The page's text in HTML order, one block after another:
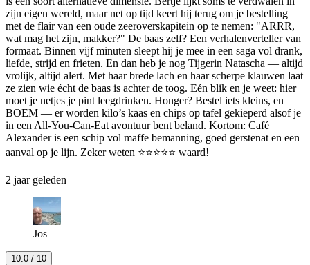
zijn eigen wereld, maar net op tijd keert hij terug om je bestelling
met de flair van een oude zeeroverskapitein op te nemen: "ARRR,
wat mag het zijn, makker?" De baas zelf? Een verhalenverteller van
formaat. Binnen vijf minuten sleept hij je mee in een saga vol drank,
liefde, strijd en frieten. En dan heb je nog Tijgerin Natascha — altijd
vrolijk, altijd alert. Met haar brede lach en haar scherpe klauwen laat
ze zien wie écht de baas is achter de toog. Eén blik en je weet: hier
moet je netjes je pint leegdrinken. Honger? Bestel iets kleins, en
BOEM — er worden kilo’s kaas en chips op tafel gekieperd alsof je
in een All-You-Can-Eat avontuur bent beland. Kortom: Café
Alexander is een schip vol maffe bemanning, goed gerstenat en een
aanval op je lijn. Zeker weten ⭐⭐⭐⭐⭐ waard!
2 jaar geleden
Jos
10.0 / 10